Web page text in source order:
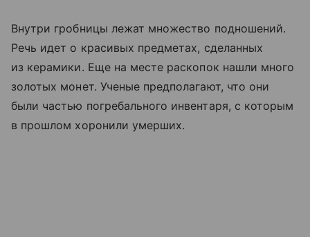
Внутри гробницы лежат множество подношений.
Речь идет о красивых предметах, сделанных
из керамики. Еще на месте раскопок нашли много
золотых монет. Ученые предполагают, что они
были частью погребального инвентаря, с которым
в прошлом хоронили умерших.